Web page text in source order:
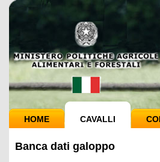
HOME CAVALLI
Banca dati galoppo